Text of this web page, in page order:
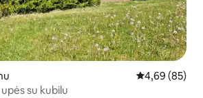
Vidutinis
4,69 (85)
su kubilu